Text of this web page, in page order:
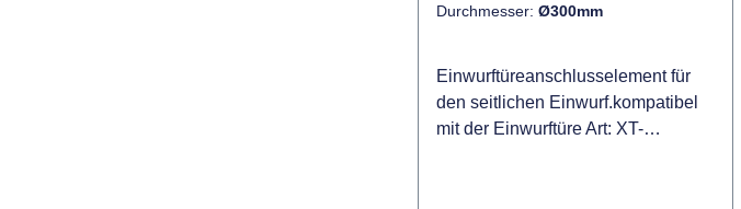
Durchmesser: Ø300mm
Einwurftüreanschlusselement für
den seitlichen Einwurf.kompatibel
mit der Einwurftüre Art: XT-